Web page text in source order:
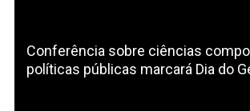
Conferência sobre ciências
políticas públicas marcará Dia do